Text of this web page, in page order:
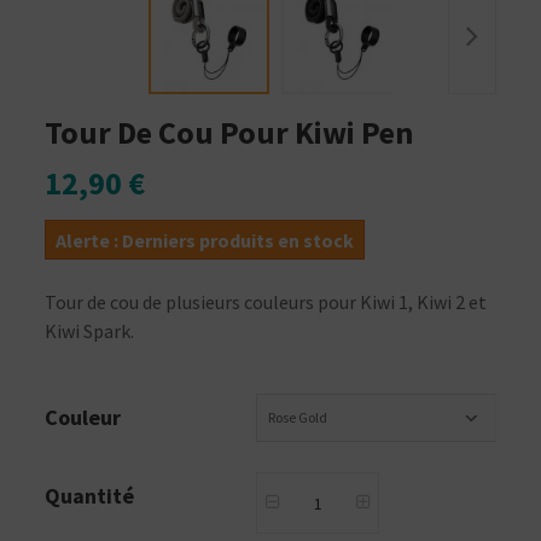
Tour De Cou Pour Kiwi Pen
12,90 €
Alerte : Derniers produits en stock
Tour de cou de plusieurs couleurs pour Kiwi 1, Kiwi 2 et
Kiwi Spark.
Couleur Rose Gold
Quantité